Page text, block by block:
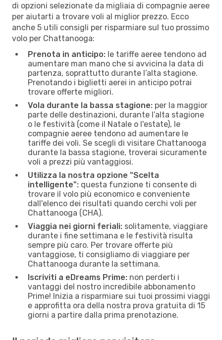
di opzioni selezionate da migliaia di compagnie aeree
per aiutarti a trovare voli al miglior prezzo. Ecco
anche 5 utili consigli per risparmiare sul tuo prossimo
volo per Chattanooga:
Prenota in anticipo: le tariffe aeree tendono ad
aumentare man mano che si avvicina la data di
partenza, soprattutto durante l’alta stagione.
Prenotando i biglietti aerei in anticipo potrai
trovare offerte migliori.
Vola durante la bassa stagione: per la maggior
parte delle destinazioni, durante l’alta stagione
o le festività (come il Natale o l'estate), le
compagnie aeree tendono ad aumentare le
tariffe dei voli. Se scegli di visitare Chattanooga
durante la bassa stagione, troverai sicuramente
voli a prezzi più vantaggiosi.
Utilizza la nostra opzione "Scelta
intelligente": questa funzione ti consente di
trovare il volo più economico e conveniente
dall'elenco dei risultati quando cerchi voli per
Chattanooga (CHA).
Viaggia nei giorni feriali: solitamente, viaggiare
durante i fine settimana e le festività risulta
sempre più caro. Per trovare offerte più
vantaggiose, ti consigliamo di viaggiare per
Chattanooga durante la settimana.
Iscriviti a eDreams Prime: non perderti i
vantaggi del nostro incredibile abbonamento
Prime! Inizia a risparmiare sui tuoi prossimi viaggi
e approfitta ora della nostra prova gratuita di 15
giorni a partire dalla prima prenotazione.